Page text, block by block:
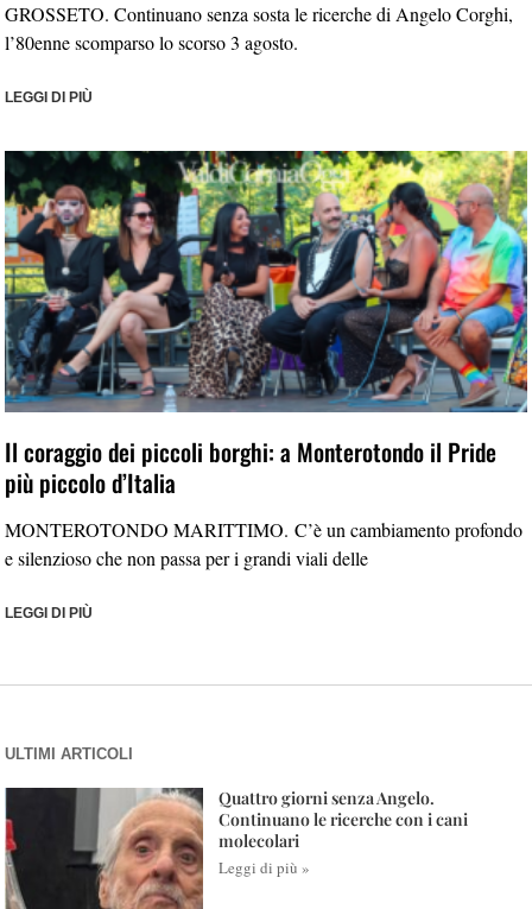
GROSSETO. Continuano senza sosta le ricerche di Angelo Corghi,
l’80enne scomparso lo scorso 3 agosto.
LEGGI DI PIÙ
Il coraggio dei piccoli borghi: a Monterotondo il Pride
più piccolo d’Italia
MONTEROTONDO MARITTIMO. C’è un cambiamento profondo
e silenzioso che non passa per i grandi viali delle
LEGGI DI PIÙ
ULTIMI ARTICOLI
Quattro giorni senza Angelo.
Continuano le ricerche con i cani
molecolari
Leggi di più »